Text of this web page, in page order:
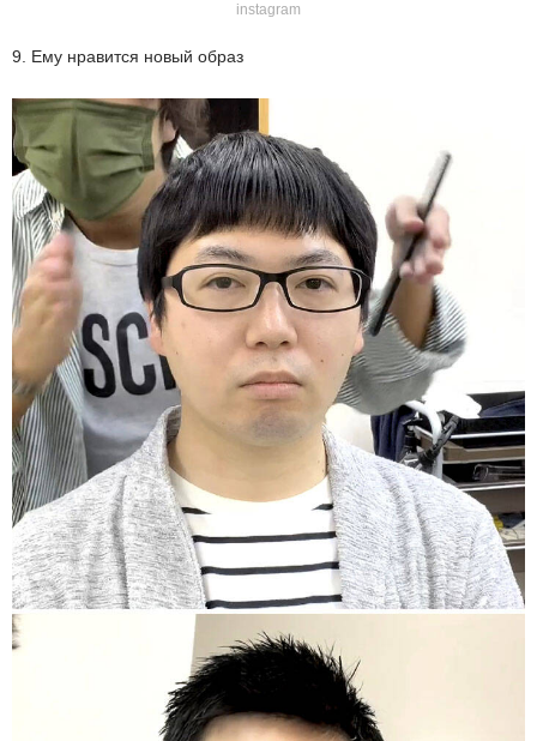
instagram
9. Ему нравится новый образ